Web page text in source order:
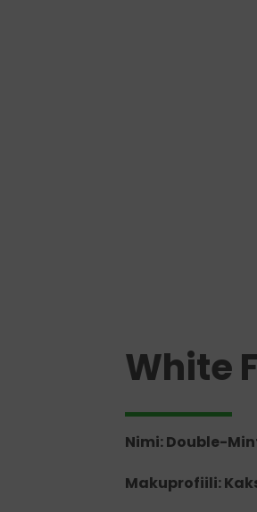
White
Nimi: Double-
Makuprofiili: